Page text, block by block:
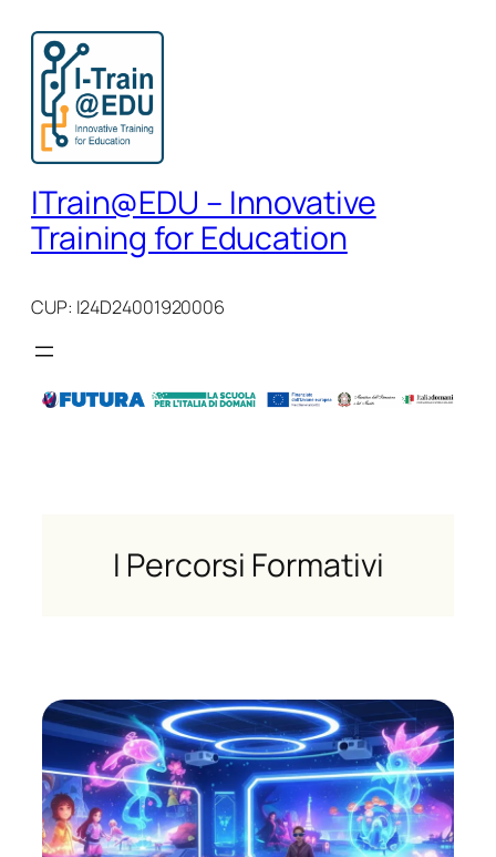
contenuto
ITrain@EDU – Innovative
Training for Education
CUP: I24D24001920006
I Percorsi Formativi